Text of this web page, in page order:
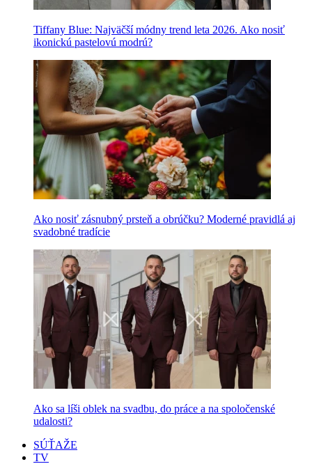
Tiffany Blue: Najväčší módny trend leta 2026. Ako nosiť
ikonickú pastelovú modrú?
Ako nosiť zásnubný prsteň a obrúčku? Moderné pravidlá aj
svadobné tradície
Ako sa líši oblek na svadbu, do práce a na spoločenské
udalosti?
SÚŤAŽE
TV